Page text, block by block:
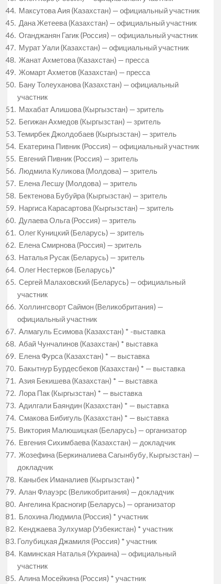
Максутова Аия (Казахстан) — официальный участник
Дана Жетеева (Казахстан) — официальный участник
Оганджанян Гагик (Россия) — официальный участник
Мурат Уали (Казахстан) — официальный участник
Жанат Ахметова (Казахстан) — пресса
Жомарт Ахметов (Казахстан) — пресса
Бану Толеуханова (Казахстан) — официальный
участник
Махабат Алишова (Кыргызстан) — зритель
Бегижан Ахмедов (Кыргызстан) — зритель
Темирбек Джолдобаев (Кыргызстан) — зритель
Екатерина Пивник (Россия) — официальный участник
Евгений Пивник (Россия) — зритель
Людмила Куликова (Молдова) — зритель
Елена Лесшу (Молдова) — зритель
Бектенова Бубуйра (Кыргызстан) — зритель
Наргиса Карасартова (Кыргызстан) — зритель
Дулаева Ольга (Россия) — зритель
Олег Куницкий (Беларусь) — зритель
Елена Смирнова (Россия) — зритель
Наталья Русак (Беларусь) — зритель
Олег Нестерков (Беларусь)*
Сергей Малаховский (Беларусь) — официальный
участник
Холлингсворт Саймон (Великобритания) —
официальный участник
Алмагуль Есимова (Казахстан) * -выставка
Абай Чунчалинов (Казахстан) * выставка
Елена Фурса (Казахстан) * — выставка
Бакытнур Бурдесбеков (Казахстан) * — выставка
Азия Бекишева (Казахстан) * — выставка
Лора Пак (Кыргызстан) * — выставка
Адилгали Баяндин (Казахстан) * — выставка
Смакова Бибигуль (Казахстан) * — выставка
Виктория Малюшицкая (Беларусь) — организатор
Евгения Сихимбаева (Казахстан) — докладчик
Жозефина (Беркиналиева Сагынбубу, Кыргызстан) —
докладчик
Каныбек Иманалиев (Кыргызстан) *
Алан Флауэрс (Великобритания) — докладчик
Ангелина Красногир (Беларусь) — организатор
Блохина Людмила (Россия) * участник
Кенджаева Зулхумар (Узбекистан) * участник
Голубицкая Джамиля (Россия) * участник
Каминская Наталья (Украина) — официальный
участник
Алина Мосейкина (Россия) * участник